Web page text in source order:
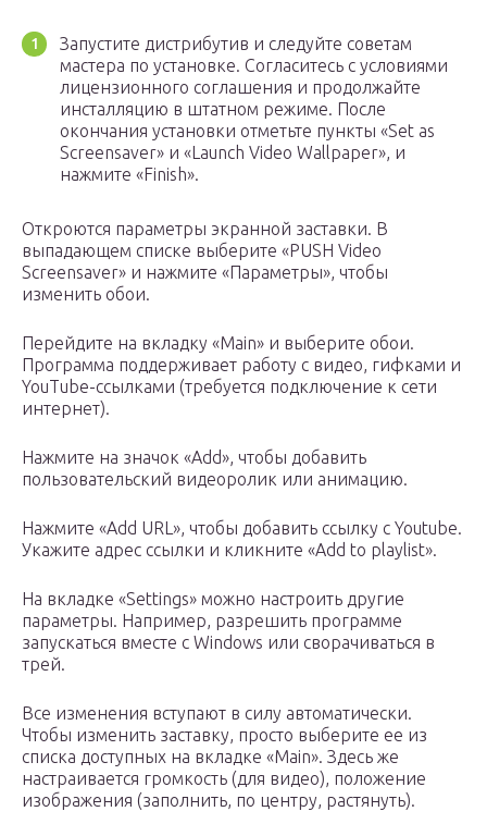
Запустите дистрибутив и следуйте советам
мастера по установке. Согласитесь с условиями
лицензионного соглашения и продолжайте
инсталляцию в штатном режиме. После
окончания установки отметьте пункты «Set as
Screensaver» и «Launch Video Wallpaper», и
нажмите «Finish».
Откроются параметры экранной заставки. В
выпадающем списке выберите «PUSH Video
Screensaver» и нажмите «Параметры», чтобы
изменить обои.
Перейдите на вкладку «Main» и выберите обои.
Программа поддерживает работу с видео, гифками и
YouTube-ссылками (требуется подключение к сети
интернет).
Нажмите на значок «Add», чтобы добавить
пользовательский видеоролик или анимацию.
Нажмите «Add URL», чтобы добавить ссылку с Youtube.
Укажите адрес ссылки и кликните «Add to playlist».
На вкладке «Settings» можно настроить другие
параметры. Например, разрешить программе
запускаться вместе с Windows или сворачиваться в
трей.
Все изменения вступают в силу автоматически.
Чтобы изменить заставку, просто выберите ее из
списка доступных на вкладке «Main». Здесь же
настраивается громкость (для видео), положение
изображения (заполнить, по центру, растянуть).